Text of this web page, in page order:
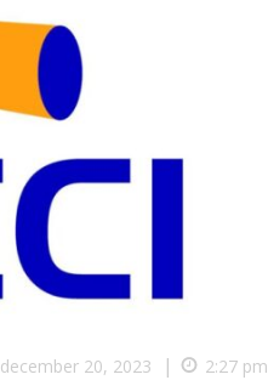
december 20, 2023 | 2:27 pm